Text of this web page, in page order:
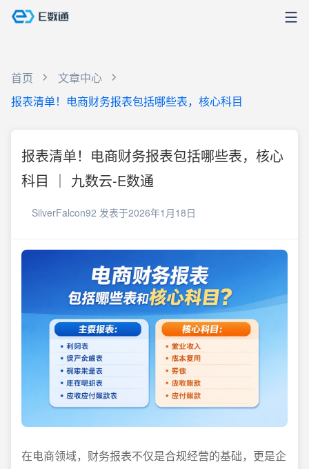
首页
文章中心
报表清单！电商财务报表包括哪些表，核心科目
报表清单！电商财务报表包括哪些表，核心
科目 ｜ 九数云-E数通
SilverFalcon92 发表于2026年1月18日
在电商领域，财务报表不仅是合规经营的基础，更是企